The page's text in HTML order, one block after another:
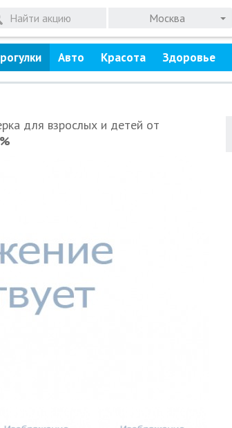
Москва
Авто Красота Здоровье
для взрослых и детей от